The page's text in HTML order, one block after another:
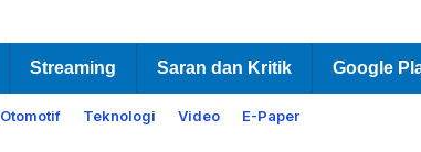
Streaming Saran dan Kritik Google
Otomotif Teknologi Video E-Paper